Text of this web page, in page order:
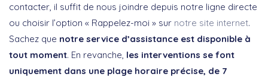
contacter, il suffit de nous joindre depuis notre ligne directe
ou choisir l’option « Rappelez-moi » sur notre site internet.
Sachez que notre service d’assistance est disponible à
tout moment. En revanche, les interventions se font
uniquement dans une plage horaire précise, de 7